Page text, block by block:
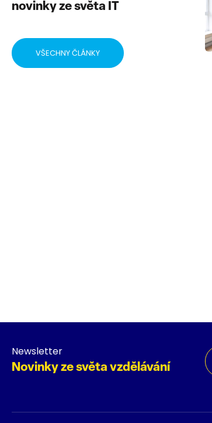
novinky ze světa IT
VŠECHNY ČLÁNKY
Newsletter
Novinky ze světa vzdělávání